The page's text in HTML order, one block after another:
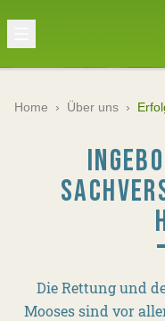
Home › Über uns ›
Die Rettung und
Mooses sind vor